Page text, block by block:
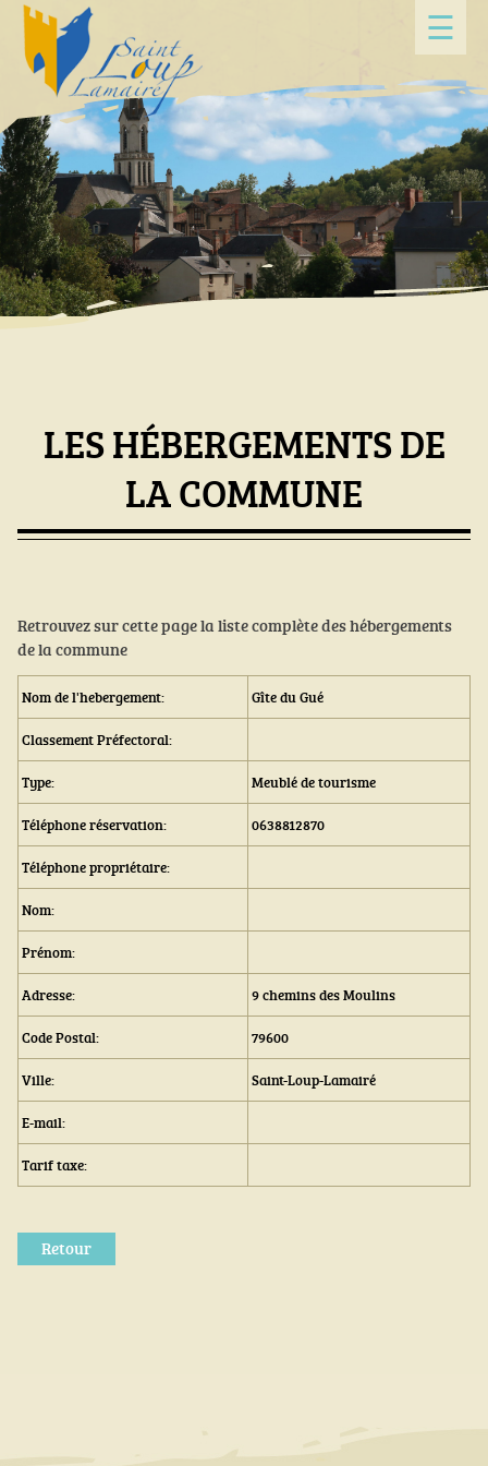
Panneau de gestion des cookies ☰
LES HÉBERGEMENTS DE
LA COMMUNE
Retrouvez sur cette page la liste complète des hébergements
de la commune
Nom de l'hebergement: Gîte du Gué
Classement Préfectoral:
Type: Meublé de tourisme
Téléphone réservation: 0638812870
Téléphone propriétaire:
Nom:
Prénom:
Adresse: 9 chemins des Moulins
Code Postal: 79600
Ville: Saint-Loup-Lamairé
E-mail:
Tarif taxe:
Retour